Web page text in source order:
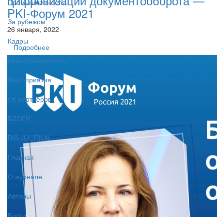
Промышленность
За рубежом
Кадры
Киберграмотность
Мероприятия
От партнёров
БЛОГИ
BIS JOURNAL
Главная
О журнале
Авторы
Блоги
PKI-Форум 2021
26 января, 2022
Подробнее